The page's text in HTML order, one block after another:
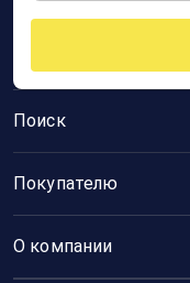
Поиск
Покупателю
О компании